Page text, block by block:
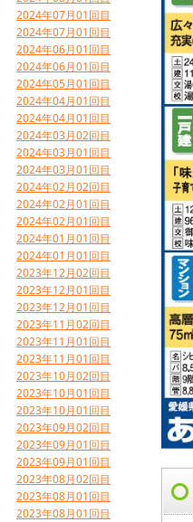
2024年07月01回目
2024年07月01回目
2024年06月01回目
2024年06月01回目
2024年05月01回目
2024年04月01回目
2024年04月01回目
2024年03月02回目
2024年03月01回目
2024年03月01回目
2024年02月02回目
2024年02月01回目
2024年02月01回目
2024年01月01回目
2024年01月01回目
2023年12月02回目
2023年12月01回目
2023年12月01回目
2023年11月02回目
2023年11月01回目
2023年11月01回目
2023年10月02回目
2023年10月01回目
2023年10月01回目
2023年09月02回目
2023年09月01回目
2023年09月01回目
2023年08月02回目
2023年08月01回目
2023年08月01回目